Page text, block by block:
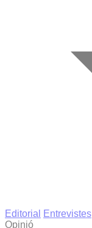
Editorial
Entrevistes
Opinió